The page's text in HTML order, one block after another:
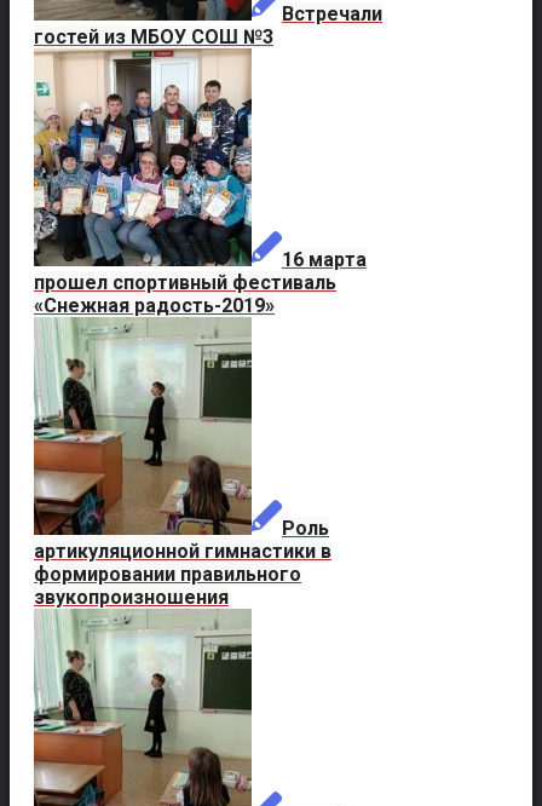
Встречали
гостей из МБОУ СОШ №3
16 марта
прошел спортивный фестиваль
«Снежная радость-2019»
Роль
артикуляционной гимнастики в
формировании правильного
звукопроизношения